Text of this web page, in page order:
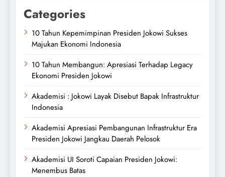
Categories
10 Tahun Kepemimpinan Presiden Jokowi Sukses
Majukan Ekonomi Indonesia
10 Tahun Membangun: Apresiasi Terhadap Legacy
Ekonomi Presiden Jokowi
Akademisi : Jokowi Layak Disebut Bapak Infrastruktur
Indonesia
Akademisi Apresiasi Pembangunan Infrastruktur Era
Presiden Jokowi Jangkau Daerah Pelosok
Akademisi UI Soroti Capaian Presiden Jokowi:
Menembus Batas